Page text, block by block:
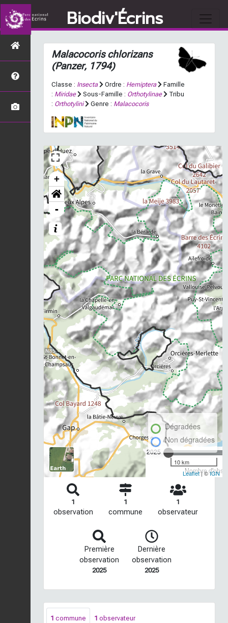
Biodiv'Écrins
Malacocoris chlorizans
(Panzer, 1794)
Classe : Insecta Ordre : Hemiptera
Famille
: Miridae Sous-Famille : Orthotylinae
Tribu
: Orthotylini Genre : Malacocoris
+
-
2025
Nombre
Dégradées
Non dégradées
10 km
Leaflet| ©IGN
1
observation
1
commune
1
observateur
Première
observation
2025
Dernière
observation
2025
1 commune 1 observateur